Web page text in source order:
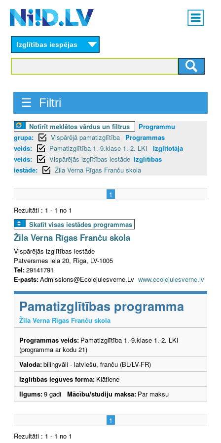
content
Main
menu
Izglītības iespējas
☰ Filtri
Notīrīt meklētos vārdus un filtrus
Programmu
grupa:
Vispārējā pamatizglītība
Programmas
veids:
Pamatizglītība 1.-9.klase 1.-2. LKI
Izglītotāja
veids:
Vispārējās izglītības iestāde Izglītības
iestāde:
Žila Verna Rīgas Franču skola
1
Rezultāti : 1 - 1 no 1
Skatīt visas iestādes programmas
Žila Verna Rīgas Franču skola
Vispārējās izglītības iestāde
Patversmes iela 20, Rīga, LV-1005
Tel:29141791
E-pasts:Admissions@Ecolejulesverne.Lv www.ecolejulesverne.lv
Pamatizglītības programma
Žila Verna Rīgas Franču skola
Programmas veids: Pamatizglītība 1.-9.klase 1.-2. LKI
(programma ar kodu 21)
Valoda:bilingvāli - latviešu, franču (BL/LV-FR)
Izglītības ieguves forma: Klātiene
Ilgums:9 gadi Mācību/studiju maksa: Par maksu
1
Rezultāti : 1 - 1 no 1